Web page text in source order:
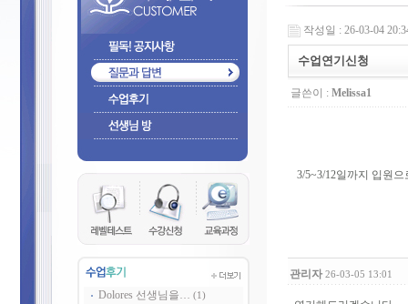
Dolores 선생님을… (1)
작성일 : 26-03-04
수업연기신청
글쓴이 : Melissa1
3/5~3/12일까지 입원
관리자 26-03-05 13:01